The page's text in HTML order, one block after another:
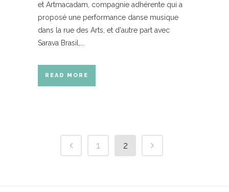
et Artmacadam, compagnie adhérente qui a
proposé une performance danse musique
dans la rue des Arts, et d'autre part avec
Sarava Brasil,...
READ MORE
1 2